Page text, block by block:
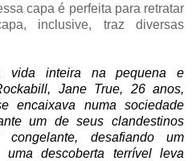
capa é perfeita para retratar
inclusive, traz diversas
vida inteira na pequena e
Jane True, 26 anos,
encaixava numa sociedade
um de seus clandestinos
desafiando um
uma descoberta terrível leva